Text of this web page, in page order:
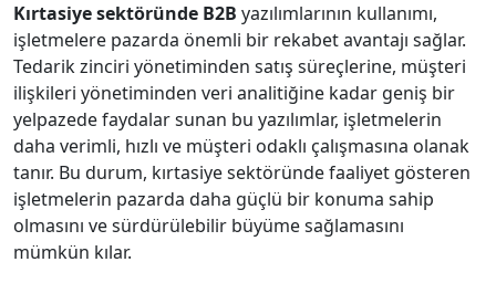
Kırtasiye sektöründe B2B yazılımlarının kullanımı,
işletmelere pazarda önemli bir rekabet avantajı sağlar.
Tedarik zinciri yönetiminden satış süreçlerine, müşteri
ilişkileri yönetiminden veri analitiğine kadar geniş bir
yelpazede faydalar sunan bu yazılımlar, işletmelerin
daha verimli, hızlı ve müşteri odaklı çalışmasına olanak
tanır. Bu durum, kırtasiye sektöründe faaliyet gösteren
işletmelerin pazarda daha güçlü bir konuma sahip
olmasını ve sürdürülebilir büyüme sağlamasını
mümkün kılar.